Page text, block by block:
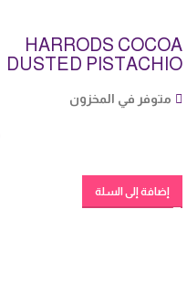
HARRODS COCOA
DUSTED PISTACHIO
متوفر في المخزون
إضافة إلى السلة